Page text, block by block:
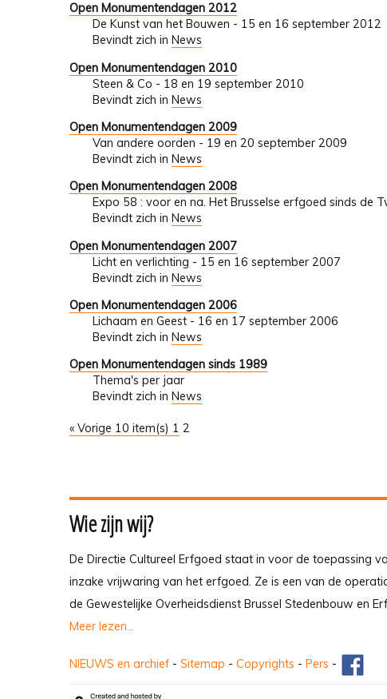
Open Monumentendagen 2012
De Kunst van het Bouwen - 15 en 16 september 2012
Bevindt zich in News
Open Monumentendagen 2010
Steen & Co - 18 en 19 september 2010
Bevindt zich in News
Open Monumentendagen 2009
Van andere oorden - 19 en 20 september 2009
Bevindt zich in News
Open Monumentendagen 2008
Expo 58 : voor en na. Het Brusselse erfgoed sinds
Bevindt zich in News
Open Monumentendagen 2007
Licht en verlichting - 15 en 16 september 2007
Bevindt zich in News
Open Monumentendagen 2006
Lichaam en Geest - 16 en 17 september 2006
Bevindt zich in News
Open Monumentendagen sinds 1989
Thema's per jaar
Bevindt zich in News
« Vorige 10 item(s) 1 2
Wie zijn wij?
De Directie Cultureel Erfgoed staat in voor de toepassing
inzake vrijwaring van het erfgoed. Ze is een van de
de Gewestelijke Overheidsdienst Brussel Stedenbouw en
Meer lezen...
NIEUWS en archief - Sitemap - Copyrights - Pers -